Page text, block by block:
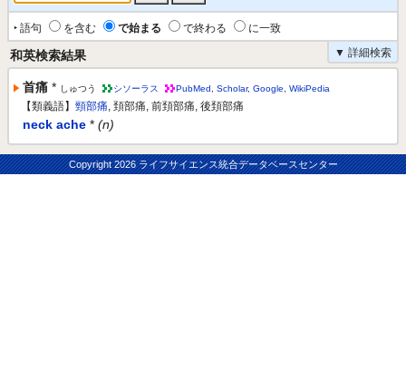
‣ 語句 を含む で始まる で終わる
に一致
▼ 詳細検索
和英検索結果
首痛 * しゅつう シソーラス PubMed Scholar, Google WikiPedia
【類義語】 頸部痛, 頚部痛, 前頚部痛, 後頚部痛
neck ache * (n)
Copyright2026 ライフサイエンス統合データベースセンター